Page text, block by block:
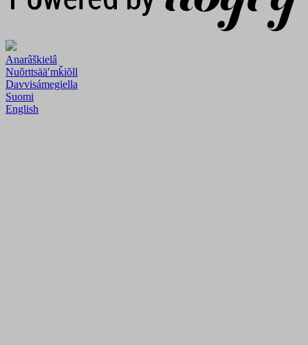
Anarâškielâ
Nuõrttsääʹmǩiõll
Davvisámegiella
Suomi
English